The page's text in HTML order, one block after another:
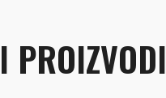
PROIZVODI